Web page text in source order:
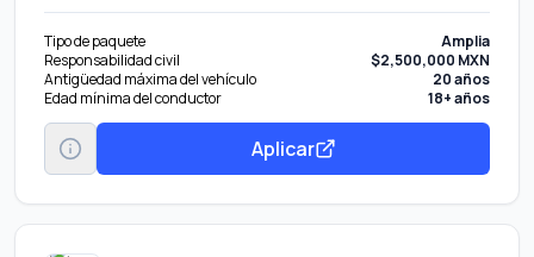
Tipo de paquete
Amplia
Responsabilidad civil
$2,500,000 MXN
Antigüedad máxima del vehículo
20 años
Edad mínima del conductor
18+ años
Aplicar